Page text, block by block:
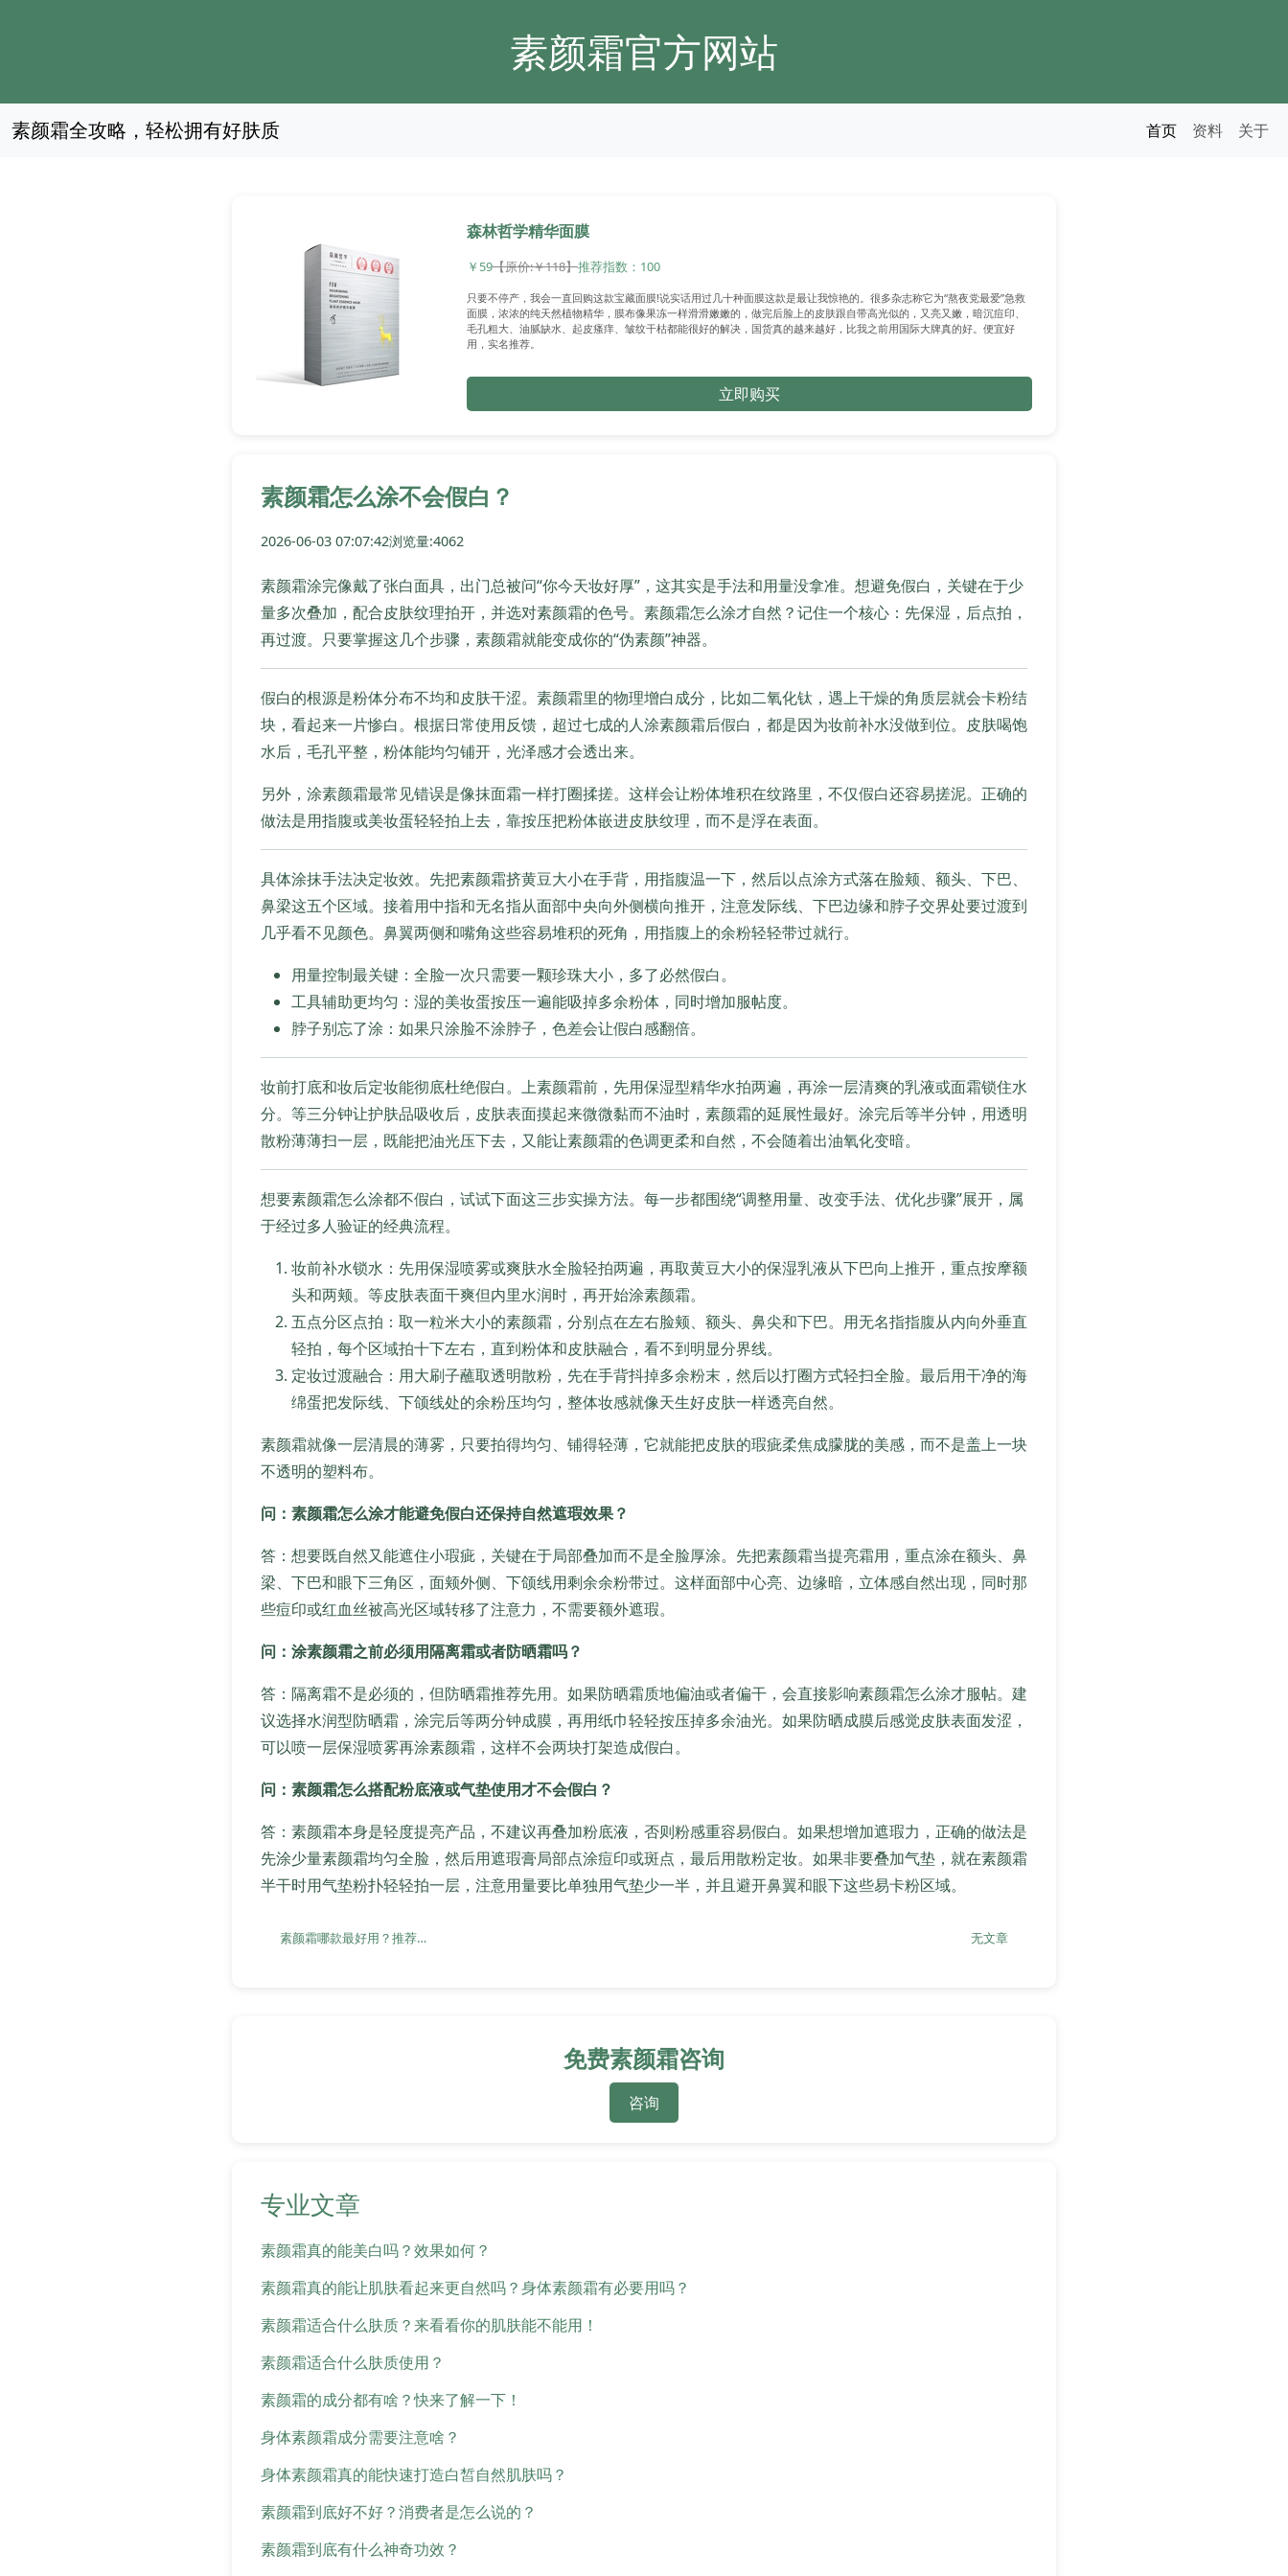
素颜霜官方网站
素颜霜全攻略，轻松拥有好肤质 首页 资料 关于
森林哲学精华面膜
￥59【原价:￥118】推荐指数：100
只要不停产，我会一直回购这款宝藏面膜!说实话用过几十种面膜这款是最让我惊艳的。很多杂志称它为“熬夜党最爱”急救
面膜，浓浓的纯天然植物精华，膜布像果冻一样滑滑嫩嫩的，做完后脸上的皮肤跟自带高光似的，又亮又嫩，暗沉痘印、
毛孔粗大、油腻缺水、起皮瘙痒、皱纹干枯都能很好的解决，国货真的越来越好，比我之前用国际大牌真的好。便宜好
用，实名推荐。
立即购买
素颜霜怎么涂不会假白？
2026-06-03 07:07:42浏览量:4062
素颜霜涂完像戴了张白面具，出门总被问“你今天妆好厚”，这其实是手法和用量没拿准。想避免假白，关键在于少
量多次叠加，配合皮肤纹理拍开，并选对素颜霜的色号。素颜霜怎么涂才自然？记住一个核心：先保湿，后点拍，
再过渡。只要掌握这几个步骤，素颜霜就能变成你的“伪素颜”神器。
假白的根源是粉体分布不均和皮肤干涩。素颜霜里的物理增白成分，比如二氧化钛，遇上干燥的角质层就会卡粉结
块，看起来一片惨白。根据日常使用反馈，超过七成的人涂素颜霜后假白，都是因为妆前补水没做到位。皮肤喝饱
水后，毛孔平整，粉体能均匀铺开，光泽感才会透出来。
另外，涂素颜霜最常见错误是像抹面霜一样打圈揉搓。这样会让粉体堆积在纹路里，不仅假白还容易搓泥。正确的
做法是用指腹或美妆蛋轻轻拍上去，靠按压把粉体嵌进皮肤纹理，而不是浮在表面。
具体涂抹手法决定妆效。先把素颜霜挤黄豆大小在手背，用指腹温一下，然后以点涂方式落在脸颊、额头、下巴、
鼻梁这五个区域。接着用中指和无名指从面部中央向外侧横向推开，注意发际线、下巴边缘和脖子交界处要过渡到
几乎看不见颜色。鼻翼两侧和嘴角这些容易堆积的死角，用指腹上的余粉轻轻带过就行。
用量控制最关键：全脸一次只需要一颗珍珠大小，多了必然假白。
工具辅助更均匀：湿的美妆蛋按压一遍能吸掉多余粉体，同时增加服帖度。
脖子别忘了涂：如果只涂脸不涂脖子，色差会让假白感翻倍。
妆前打底和妆后定妆能彻底杜绝假白。上素颜霜前，先用保湿型精华水拍两遍，再涂一层清爽的乳液或面霜锁住水
分。等三分钟让护肤品吸收后，皮肤表面摸起来微微黏而不油时，素颜霜的延展性最好。涂完后等半分钟，用透明
散粉薄薄扫一层，既能把油光压下去，又能让素颜霜的色调更柔和自然，不会随着出油氧化变暗。
想要素颜霜怎么涂都不假白，试试下面这三步实操方法。每一步都围绕“调整用量、改变手法、优化步骤”展开，属
于经过多人验证的经典流程。
妆前补水锁水：先用保湿喷雾或爽肤水全脸轻拍两遍，再取黄豆大小的保湿乳液从下巴向上推开，重点按摩额
头和两颊。等皮肤表面干爽但内里水润时，再开始涂素颜霜。
五点分区点拍：取一粒米大小的素颜霜，分别点在左右脸颊、额头、鼻尖和下巴。用无名指指腹从内向外垂直
轻拍，每个区域拍十下左右，直到粉体和皮肤融合，看不到明显分界线。
定妆过渡融合：用大刷子蘸取透明散粉，先在手背抖掉多余粉末，然后以打圈方式轻扫全脸。最后用干净的海
绵蛋把发际线、下颌线处的余粉压均匀，整体妆感就像天生好皮肤一样透亮自然。
素颜霜就像一层清晨的薄雾，只要拍得均匀、铺得轻薄，它就能把皮肤的瑕疵柔焦成朦胧的美感，而不是盖上一块
不透明的塑料布。
问：素颜霜怎么涂才能避免假白还保持自然遮瑕效果？
答：想要既自然又能遮住小瑕疵，关键在于局部叠加而不是全脸厚涂。先把素颜霜当提亮霜用，重点涂在额头、鼻
梁、下巴和眼下三角区，面颊外侧、下颌线用剩余余粉带过。这样面部中心亮、边缘暗，立体感自然出现，同时那
些痘印或红血丝被高光区域转移了注意力，不需要额外遮瑕。
问：涂素颜霜之前必须用隔离霜或者防晒霜吗？
答：隔离霜不是必须的，但防晒霜推荐先用。如果防晒霜质地偏油或者偏干，会直接影响素颜霜怎么涂才服帖。建
议选择水润型防晒霜，涂完后等两分钟成膜，再用纸巾轻轻按压掉多余油光。如果防晒成膜后感觉皮肤表面发涩，
可以喷一层保湿喷雾再涂素颜霜，这样不会两块打架造成假白。
问：素颜霜怎么搭配粉底液或气垫使用才不会假白？
答：素颜霜本身是轻度提亮产品，不建议再叠加粉底液，否则粉感重容易假白。如果想增加遮瑕力，正确的做法是
先涂少量素颜霜均匀全脸，然后用遮瑕膏局部点涂痘印或斑点，最后用散粉定妆。如果非要叠加气垫，就在素颜霜
半干时用气垫粉扑轻轻拍一层，注意用量要比单独用气垫少一半，并且避开鼻翼和眼下这些易卡粉区域。
素颜霜哪款最好用？推荐给你！ 无文章
免费素颜霜咨询
咨询
专业文章
素颜霜真的能美白吗？效果如何？
素颜霜真的能让肌肤看起来更自然吗？身体素颜霜有必要用吗？
素颜霜适合什么肤质？来看看你的肌肤能不能用！
素颜霜适合什么肤质使用？
素颜霜的成分都有啥？快来了解一下！
身体素颜霜成分需要注意啥？
身体素颜霜真的能快速打造白皙自然肌肤吗？
素颜霜到底好不好？消费者是怎么说的？
素颜霜到底有什么神奇功效？